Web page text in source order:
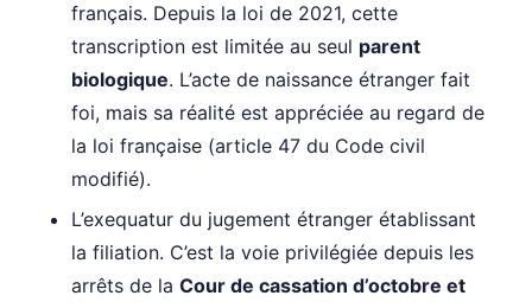
français. Depuis la loi de 2021, cette
transcription est limitée au seul parent
biologique. L’acte de naissance étranger fait
foi, mais sa réalité est appréciée au regard de
la loi française (article 47 du Code civil
modifié).
L’exequatur du jugement étranger établissant
la filiation. C’est la voie privilégiée depuis les
arrêts de la Cour de cassation d’octobre et